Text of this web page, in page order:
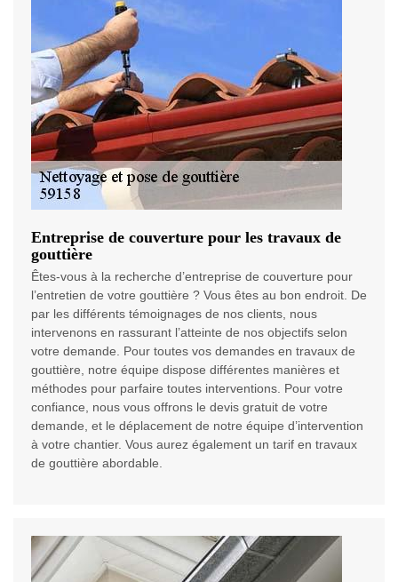
Entreprise de couverture pour les travaux de
gouttière
Êtes-vous à la recherche d’entreprise de couverture pour
l’entretien de votre gouttière ? Vous êtes au bon endroit. De
par les différents témoignages de nos clients, nous
intervenons en rassurant l’atteinte de nos objectifs selon
votre demande. Pour toutes vos demandes en travaux de
gouttière, notre équipe dispose différentes manières et
méthodes pour parfaire toutes interventions. Pour votre
confiance, nous vous offrons le devis gratuit de votre
demande, et le déplacement de notre équipe d’intervention
à votre chantier. Vous aurez également un tarif en travaux
de gouttière abordable.